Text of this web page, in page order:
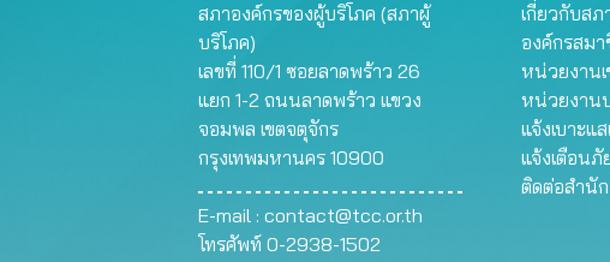
สภาองค์กรของผู้บริโภค (สภาผู้
บริโภค)
เลขที่ 110/1 ซอยลาดพร้าว 26
แยก 1-2 ถนนลาดพร้าว แขวง
จอมพล เขตจตุจักร
กรุงเทพมหานคร 10900
E-mail : contact@tcc.or.th
โทรศัพท์ 0-2938-1502
เกี่ยวกับสภ
องค์กรสมา
หน่วยงาน
หน่วยงาน
แจ้งเบาะแ
แจ้งเตือนภั
ติดต่อสำนั